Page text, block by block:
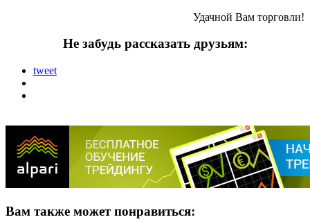
Удачной Вам торговли!
Не забудь рассказать друзьям:
tweet
Вам также может понравиться: